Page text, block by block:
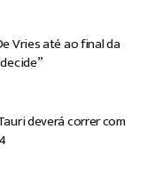
Vries até ao final da
deverá correr com